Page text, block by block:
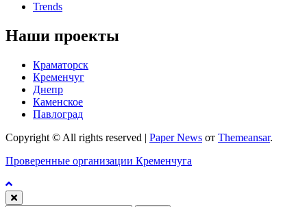
Trends
Наши проекты
Краматорск
Кременчуг
Днепр
Каменское
Павлоград
Copyright © All rights reserved | Paper News от Themeansar.
Проверенные организации Кременчуга